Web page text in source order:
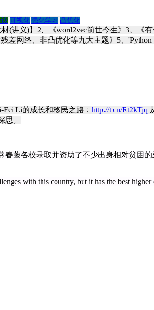
议 可视化 强化学习 凸优化
(讲义)】2、《word2vec前世今生》3、《
网络、非凸优化等九大主题》5、'Python /
Li的成长和移民之路： http://t.cn/Rt2kTjq
思。
藤各校录取并资助了不少出身相对贫困的
with this country, but it has the best